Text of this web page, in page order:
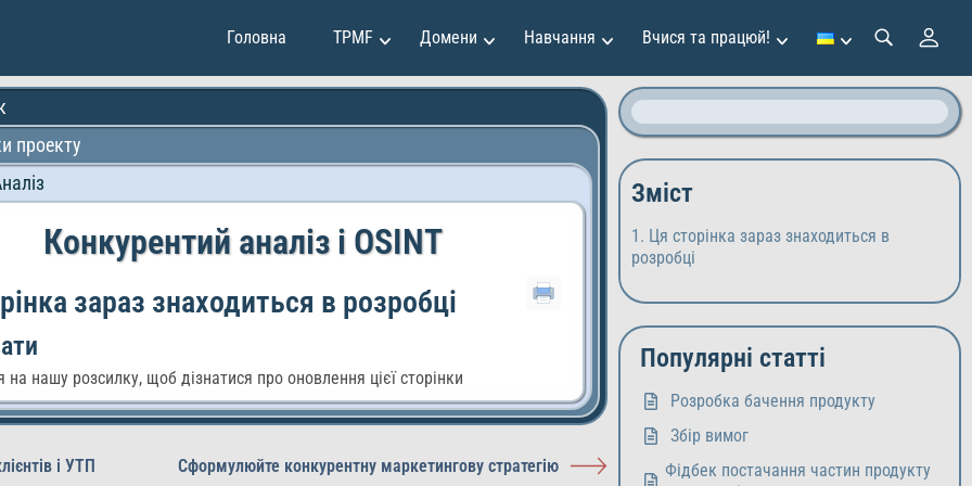
Головна TPMF Домени Навчання
та продажі
та інвестиції
проектами
та дизайн
особистості
Клавдія Мартінес
Мей Сун
Мірко Вучкович
Олександр Іванов
Вчися та працюй!
проекту
Конкурентий аналіз і OSINT
зараз знаходиться в розробці
на нашу розсилку, щоб дізнатися про оновлення цієї сторінки
і УТП Сформулюйте конкурентну маркетингову стратегію
Зміст
Ця сторінка зараз знаходиться в
розробці
Популярні статті
Розробка бачення продукту
Збір вимог
Фідбек постачання частин продукту